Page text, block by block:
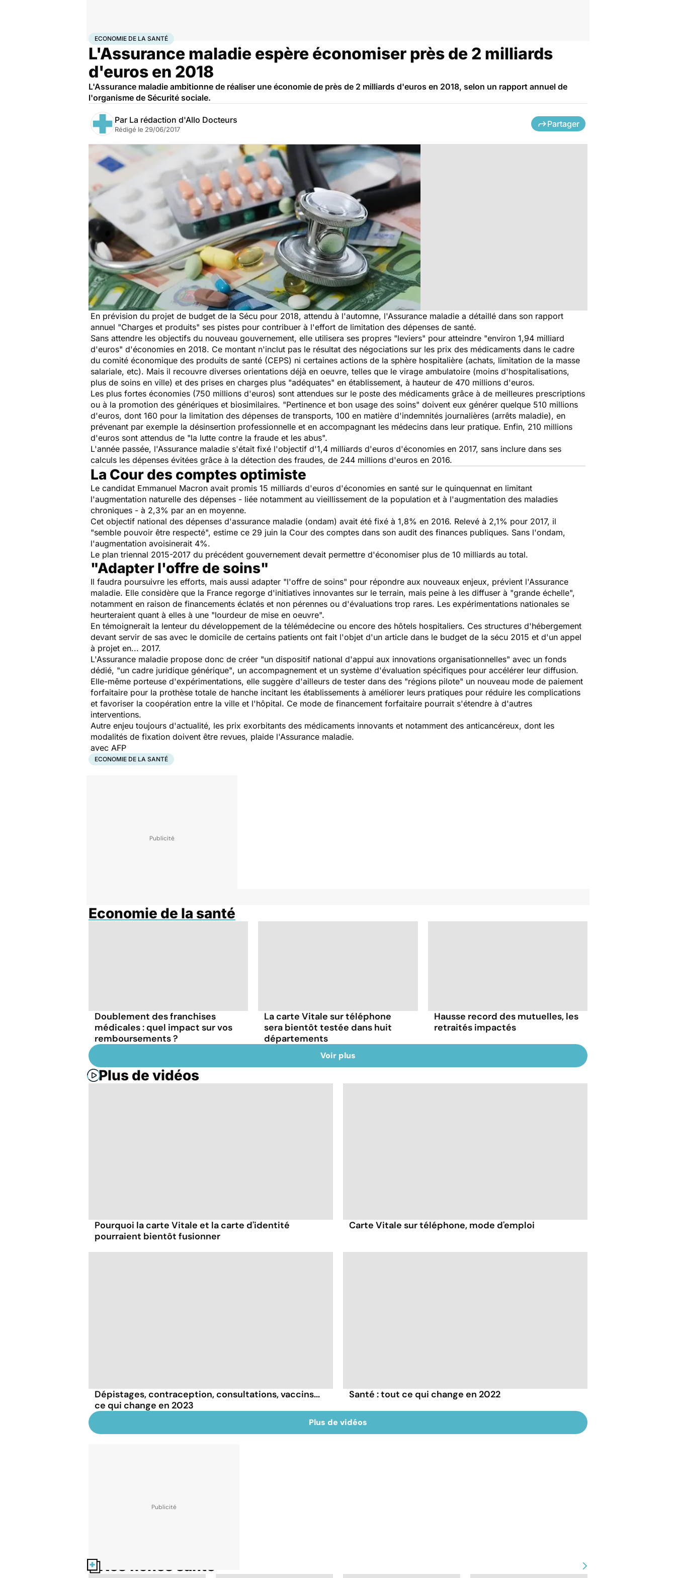
AccueilSantéSociété Économie
ECONOMIE DE LA SANTÉ
L'Assurance maladie espère économiser près de 2 milliards
d'euros en 2018
L'Assurance maladie ambitionne de réaliser une économie de près de 2 milliards d'euros en 2018, selon un rapport annuel de
l'organisme de Sécurité sociale.
Par La rédaction d'Allo Docteurs
Rédigé le 29/06/2017
Partager
En prévision du projet de budget de la Sécu pour 2018, attendu à l'automne, l'Assurance maladie a détaillé dans son rapport
annuel "Charges et produits" ses pistes pour contribuer à l'effort de limitation des dépenses de santé.
Sans attendre les objectifs du nouveau gouvernement, elle utilisera ses propres "leviers" pour atteindre "environ 1,94 milliard
d'euros" d'économies en 2018. Ce montant n'inclut pas le résultat des négociations sur les prix des médicaments dans le cadre
du comité économique des produits de santé (CEPS) ni certaines actions de la sphère hospitalière (achats, limitation de la masse
salariale, etc). Mais il recouvre diverses orientations déjà en oeuvre, telles que le virage ambulatoire (moins d'hospitalisations,
plus de soins en ville) et des prises en charges plus "adéquates" en établissement, à hauteur de 470 millions d'euros.
Les plus fortes économies (750 millions d'euros) sont attendues sur le poste des médicaments grâce à de meilleures prescriptions
ou à la promotion des génériques et biosimilaires. "Pertinence et bon usage des soins" doivent eux générer quelque 510 millions
d'euros, dont 160 pour la limitation des dépenses de transports, 100 en matière d'indemnités journalières (arrêts maladie), en
prévenant par exemple la désinsertion professionnelle et en accompagnant les médecins dans leur pratique. Enfin, 210 millions
d'euros sont attendus de "la lutte contre la fraude et les abus".
L'année passée, l'Assurance maladie s'était fixé l'objectif d'1,4 milliards d'euros d'économies en 2017, sans inclure dans ses
calculs les dépenses évitées grâce à la détection des fraudes, de 244 millions d'euros en 2016.
La Cour des comptes optimiste
Le candidat Emmanuel Macron avait promis 15 milliards d'euros d'économies en santé sur le quinquennat en limitant
l'augmentation naturelle des dépenses - liée notamment au vieillissement de la population et à l'augmentation des maladies
chroniques - à 2,3% par an en moyenne.
Cet objectif national des dépenses d'assurance maladie (ondam) avait été fixé à 1,8% en 2016. Relevé à 2,1% pour 2017, il
"semble pouvoir être respecté", estime ce 29 juin la Cour des comptes dans son audit des finances publiques. Sans l'ondam,
l'augmentation avoisinerait 4%.
Le plan triennal 2015-2017 du précédent gouvernement devait permettre d'économiser plus de 10 milliards au total.
"Adapter l'offre de soins"
Il faudra poursuivre les efforts, mais aussi adapter "l'offre de soins" pour répondre aux nouveaux enjeux, prévient l'Assurance
maladie. Elle considère que la France regorge d'initiatives innovantes sur le terrain, mais peine à les diffuser à "grande échelle",
notamment en raison de financements éclatés et non pérennes ou d'évaluations trop rares. Les expérimentations nationales se
heurteraient quant à elles à une "lourdeur de mise en oeuvre".
En témoignerait la lenteur du développement de la télémédecine ou encore des hôtels hospitaliers. Ces structures d'hébergement
devant servir de sas avec le domicile de certains patients ont fait l'objet d'un article dans le budget de la sécu 2015 et d'un appel
à projet en... 2017.
L'Assurance maladie propose donc de créer "un dispositif national d'appui aux innovations organisationnelles" avec un fonds
dédié, "un cadre juridique générique", un accompagnement et un système d'évaluation spécifiques pour accélérer leur diffusion.
Elle-même porteuse d'expérimentations, elle suggère d'ailleurs de tester dans des "régions pilote" un nouveau mode de paiement
forfaitaire pour la prothèse totale de hanche incitant les établissements à améliorer leurs pratiques pour réduire les complications
et favoriser la coopération entre la ville et l'hôpital. Ce mode de financement forfaitaire pourrait s'étendre à d'autres
interventions.
Autre enjeu toujours d'actualité, les prix exorbitants des médicaments innovants et notamment des anticancéreux, dont les
modalités de fixation doivent être revues, plaide l'Assurance maladie.
avec AFP
ECONOMIE DE LA SANTÉ
Economie de la santé
Doublement des franchises
médicales : quel impact sur vos
remboursements ?
La carte Vitale sur téléphone
sera bientôt testée dans huit
départements
Hausse record des mutuelles, les
retraités impactés
Voir plus
Plus de vidéos
Pourquoi la carte Vitale et la carte d'identité
pourraient bientôt fusionner
Carte Vitale sur téléphone, mode d'emploi
Dépistages, contraception, consultations, vaccins...
ce qui change en 2023
Santé : tout ce qui change en 2022
Plus de vidéos
Nos fiches santé